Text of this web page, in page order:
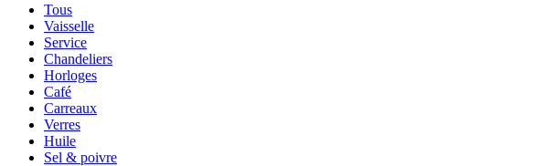
Tous
Vaisselle
Service
Chandeliers
Horloges
Café
Carreaux
Verres
Huile
Sel & poivre